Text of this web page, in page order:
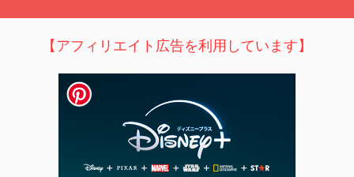
【アフィリエイト広告を利用しています】